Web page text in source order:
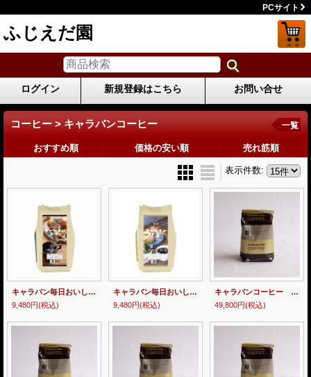
PCサイト
ふじえだ園
ログイン 新規登録はこちら お問い合せ
コーヒー > キャラバンコーヒー 一覧
おすすめ順 価格の安い順 売れ筋順
表示件数:
キャラバン毎日おいしいリッチロースト(粉)240ｇx12
9,480円(税込)
キャラバン毎日おいしいソフトロースト(粉)240ｇx12
9,480円(税込)
キャラバンコーヒー フレンチ(豆) 500g x12
49,800円(税込)